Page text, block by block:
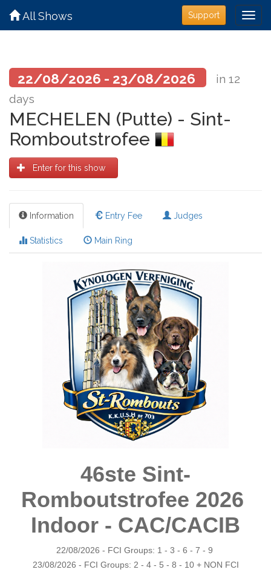
Support
All Shows
22/08/2026 - 23/08/2026
in 12
days
MECHELEN (Putte) - Sint-
Romboutstrofee
Enter for this show
Information Entry Fee Judges
Statistics Main Ring
46ste Sint-
Romboutstrofee 2026
Indoor - CAC/CACIB
22/08/2026 - FCI Groups: 1 - 3 - 6 - 7 - 9
23/08/2026 - FCI Groups: 2 - 4 - 5 - 8 - 10 + NON FCI